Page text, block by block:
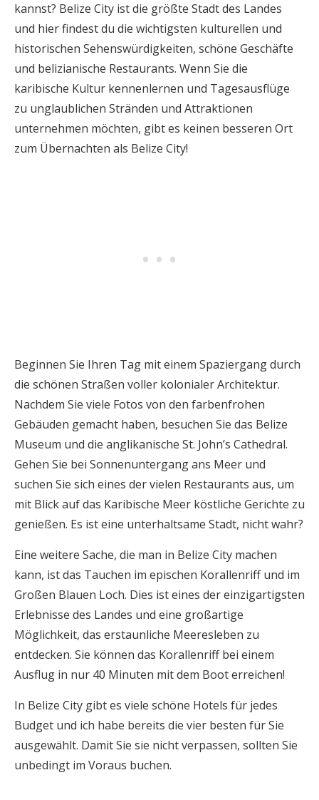
kannst? Belize City ist die größte Stadt des Landes
und hier findest du die wichtigsten kulturellen und
historischen Sehenswürdigkeiten, schöne Geschäfte
und belizianische Restaurants. Wenn Sie die
karibische Kultur kennenlernen und Tagesausflüge
zu unglaublichen Stränden und Attraktionen
unternehmen möchten, gibt es keinen besseren Ort
zum Übernachten als Belize City!
Beginnen Sie Ihren Tag mit einem Spaziergang durch
die schönen Straßen voller kolonialer Architektur.
Nachdem Sie viele Fotos von den farbenfrohen
Gebäuden gemacht haben, besuchen Sie das Belize
Museum und die anglikanische St. John’s Cathedral.
Gehen Sie bei Sonnenuntergang ans Meer und
suchen Sie sich eines der vielen Restaurants aus, um
mit Blick auf das Karibische Meer köstliche Gerichte zu
genießen. Es ist eine unterhaltsame Stadt, nicht wahr?
Eine weitere Sache, die man in Belize City machen
kann, ist das Tauchen im epischen Korallenriff und im
Großen Blauen Loch. Dies ist eines der einzigartigsten
Erlebnisse des Landes und eine großartige
Möglichkeit, das erstaunliche Meeresleben zu
entdecken. Sie können das Korallenriff bei einem
Ausflug in nur 40 Minuten mit dem Boot erreichen!
In Belize City gibt es viele schöne Hotels für jedes
Budget und ich habe bereits die vier besten für Sie
ausgewählt. Damit Sie sie nicht verpassen, sollten Sie
unbedingt im Voraus buchen.